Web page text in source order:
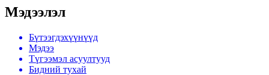
Мэдээлэл
Бүтээгдэхүүнүүд
Мэдээ
Түгээмэл асуултууд
Бидний тухай